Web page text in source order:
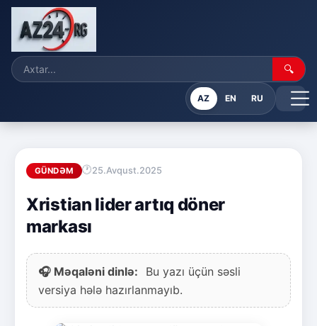
🔍
AZ EN RU
GÜNDƏM 25.Avqust.2025
Xristian lider artıq döner
markası
🎧 Məqaləni dinlə:
Bu yazı üçün səsli
versiya hələ hazırlanmayıb.